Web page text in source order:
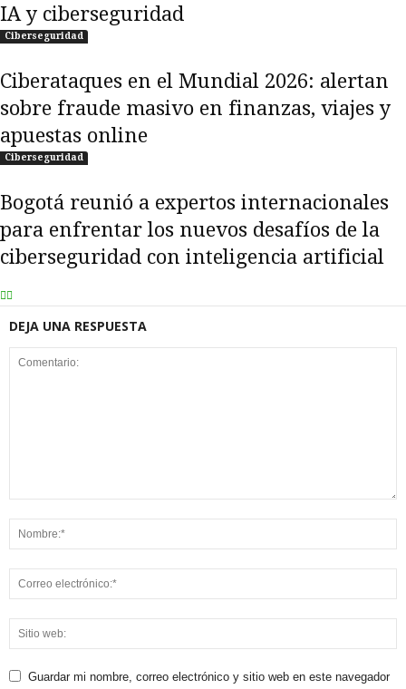
IA y ciberseguridad
Ciberseguridad
Ciberataques en el Mundial 2026: alertan
sobre fraude masivo en finanzas, viajes y
apuestas online
Ciberseguridad
Bogotá reunió a expertos internacionales
para enfrentar los nuevos desafíos de la
ciberseguridad con inteligencia artificial
DEJA UNA RESPUESTA
Guardar mi nombre, correo electrónico y sitio web en este navegador